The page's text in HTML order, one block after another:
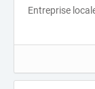
Entreprise